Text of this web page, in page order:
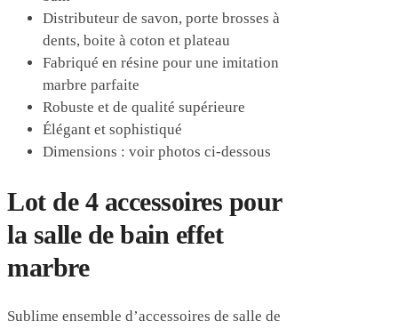
Distributeur de savon, porte brosses à
dents, boite à coton et plateau
Fabriqué en résine pour une imitation
marbre parfaite
Robuste et de qualité supérieure
Élégant et sophistiqué
Dimensions : voir photos ci-dessous
Lot de 4 accessoires pour
la salle de bain effet
marbre
Sublime ensemble d’accessoires de salle de